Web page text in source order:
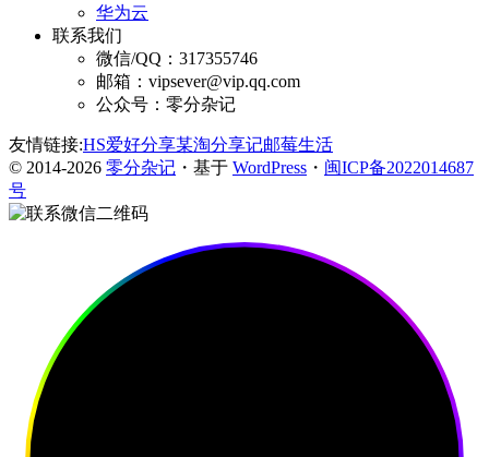
华为云
联系我们
微信/QQ：317355746
邮箱：vipsever@vip.qq.com
公众号：零分杂记
友情链接:HS爱好分享某淘分享记邮莓生活
© 2014-2026 零分杂记 ・基于 WordPress ・ 闽ICP备2022014687
号